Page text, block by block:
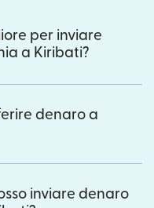
per inviare
a Kiribati?
denaro a
inviare denaro